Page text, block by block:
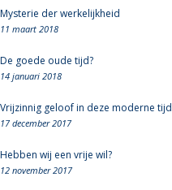
Mysterie der werkelijkheid
11 maart 2018
De goede oude tijd?
14 januari 2018
Vrijzinnig geloof in deze moderne tijd
17 december 2017
Hebben wij een vrije wil?
12 november 2017